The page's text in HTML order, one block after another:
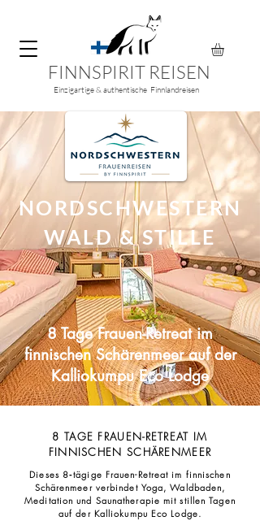
FINNSPIRIT REISEN
Einzigartige & authentische Finnlandreisen
NORDSCHWESTERN
WALD & STILLE
8 Tage Frauen-Retreat im
finnischen Schärenmeer auf der
Kalliokumpu Eco Lodge
8 TAGE FRAUEN-RETREAT IM
FINNISCHEN SCHÄRENMEER
Dieses 8‑tägige Frauen-Retreat im finnischen
Schärenmeer verbindet Yoga, Waldbaden,
Meditation und Saunatherapie mit stillen Tagen
auf der Kalliokumpu Eco Lodge.